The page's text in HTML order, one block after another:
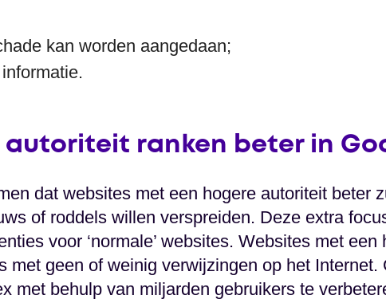
kan worden aangedaan;
autoriteit ranken beter in
dat websites met een hogere autoriteit beter
of roddels willen verspreiden. Deze extra
voor ‘normale’ websites. Websites met een
met geen of weinig verwijzingen op het Internet.
met behulp van miljarden gebruikers te